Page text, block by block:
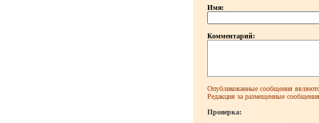
Имя:
Комментарий:
Опубликованные сообщения
Редакция за размещенные сообщения
Проверка: